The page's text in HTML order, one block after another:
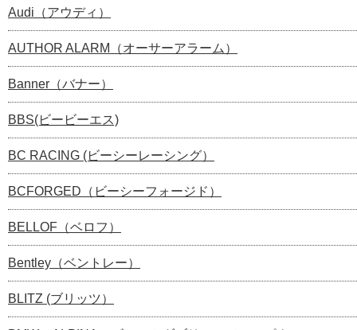
Audi（アウディ）
AUTHOR ALARM（オーサーアラーム）
Banner（バナー）
BBS(ビービーエス)
BC RACING (ビーシーレーシング）
BCFORGED（ビーシーフォージド）
BELLOF（ベロフ）
Bentley（ベントレー）
BLITZ (ブリッツ）